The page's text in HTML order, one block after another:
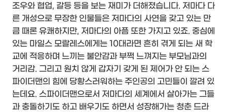
조우와 협업, 갈등 등을 보는 재미가 더해졌습니다. 저마다 다
른 개성으로 무장한 인물들은 저마다의 사연을 갖고 있는 만
큼 때론 유쾌하지만, 저마다의 아픔 또한 가지고 있죠. 중심에
있는 마일스 모랄레스에게는 10대라면 흔히 겪게 되는 새 학
교에 적응하며 느끼는 불안감과 부쩍 느껴지는 부모님과의
거리감. 그리고 원치 않게 갑자기 갖게 된 제어가 안 되는 스
파이더맨의 힘에 당황스러워하는 주인공의 고민들이 깔려 있
는데요. 스파이더맨으로서 저마다의 세계에서 살아가는 그들
과 충돌하기도 하고 배우기도 하면서 성장해가는 청춘 드라